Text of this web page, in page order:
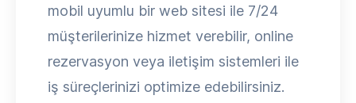
mobil uyumlu bir web sitesi ile 7/24
müşterilerinize hizmet verebilir, online
rezervasyon veya iletişim sistemleri ile
iş süreçlerinizi optimize edebilirsiniz.